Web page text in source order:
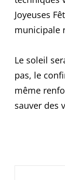
Joyeuses
municipale
Le soleil
pas, le
même
sauver des